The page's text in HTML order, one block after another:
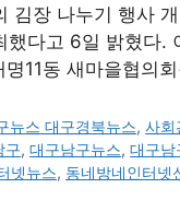
김장 나누기 행
했다고 6일 밝혔
11동 새마을협의
뉴스 대구경북뉴스,사회
구,대구남구뉴스,대구남
넷뉴스, 동네방네인터넷